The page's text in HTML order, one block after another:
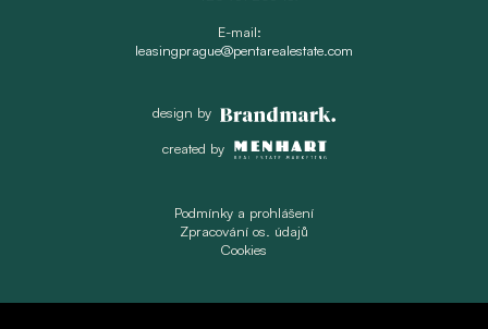
E-mail:
leasingprague@pentarealestate.com
design by
created by
Podmínky a prohlášení
Zpracování os. údajů
Cookies